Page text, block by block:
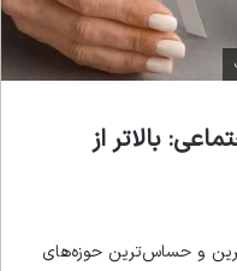
بالاتر از
و حساس‌ترین حوزه‌های